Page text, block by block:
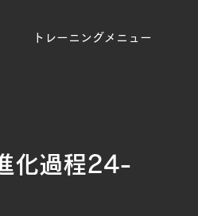
トレーニングメニュー
化過程24-